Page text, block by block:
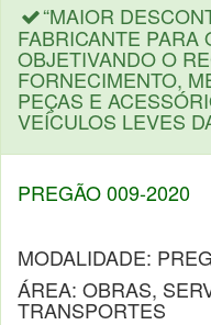
“MAIOR
FABRICANTE PARA
OBJETIVANDO O
FORNECIMENTO,
PEÇAS E
VEÍCULOS LEVES
PREGÃO 009-2020
MODALIDADE:
ÁREA: OBRAS,
TRANSPORTES